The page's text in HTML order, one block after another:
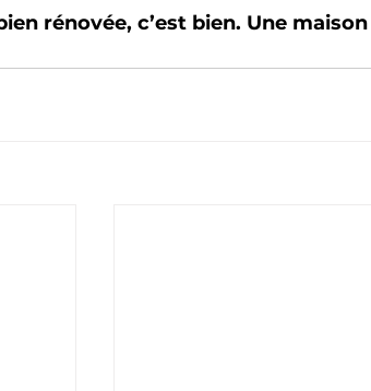
rénovée, c’est bien. Une